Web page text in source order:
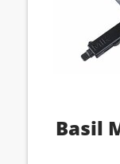
Basil